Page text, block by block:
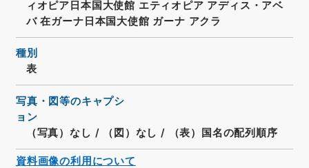
ィオピア日本国大使館 エティオピア アディス・アベ
バ 在ガーナ日本国大使館 ガーナ アクラ
種別
表
写真・図等のキャプシ
ョン
（写真）なし / （図）なし / （表）国名の配列順序
資料画像の利用について